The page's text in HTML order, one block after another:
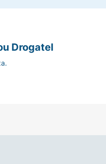
com catarro
fluidifica, elimina o
Drogatel